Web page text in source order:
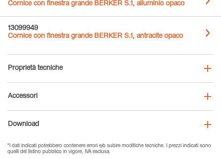
Cornice con finestra grande BERKER S.1, alluminio opaco
13099949
Cornice con finestra grande BERKER S.1, antracite opaco
Proprietà tecniche
Accessori
Download
*I dati indicati potrebbero contenere errori e/o subire modifiche tecniche. I prezzi indicati sono
quelli del listino pubblico in vigore, IVA esclusa.